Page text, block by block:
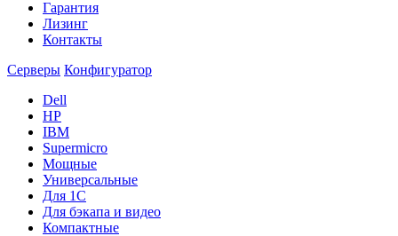
Гарантия
Лизинг
Контакты
Серверы Конфигуратор
Dell
HP
IBM
Supermicro
Мощные
Универсальные
Для 1С
Для бэкапа и видео
Компактные